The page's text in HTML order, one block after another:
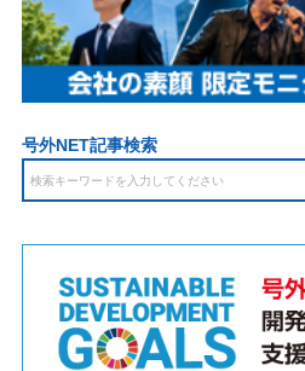
号外NET記事検索